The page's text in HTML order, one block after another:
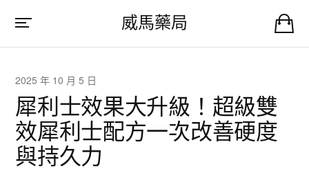
威馬藥局
2025 年 10 月 5 日
犀利士效果大升級！超級雙
效犀利士配方一次改善硬度
與持久力